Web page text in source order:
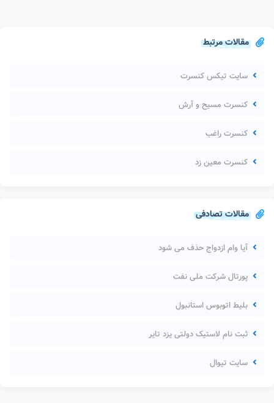
مقالات مرتبط
سایت تیکس کنسرت
کنسرت مسیح و آرش
کنسرت راغب
کنسرت معین زد
مقالات تصادفی
آیا وام ازدواج حذف می شود
پورتال شرکت ملی نفت
بلیط اتوبوس استانبول
ثبت نام لاستیک دولتی یزد تایر
سایت تیوال